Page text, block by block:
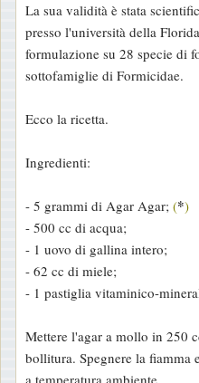
g
g
i
o
La sua validità è stata
presso l'università della
formulazione su 28 specie di
sottofamiglie di Formicidae.
Ecco la ricetta.
Ingredienti:
- 5 grammi di Agar Agar; (*)
- 500 cc di acqua;
- 1 uovo di gallina intero;
- 62 cc di miele;
- 1 pastiglia vitaminico-
Mettere l'agar a mollo in 250
bollitura. Spegnere la fiamma